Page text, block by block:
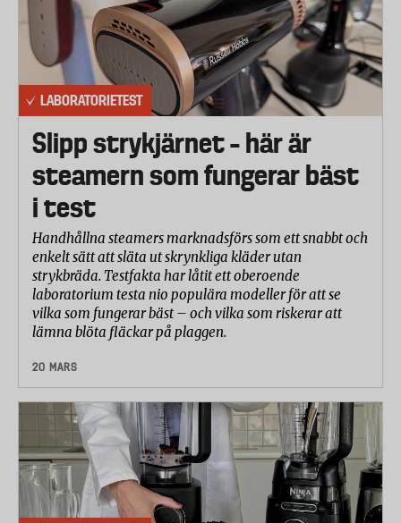
LABORATORIETEST
Slipp strykjärnet – här är
steamern som fungerar bäst
i test
Handhållna steamers marknadsförs som ett snabbt och
enkelt sätt att släta ut skrynkliga kläder utan
strykbräda. Testfakta har låtit ett oberoende
laboratorium testa nio populära modeller för att se
vilka som fungerar bäst – och vilka som riskerar att
lämna blöta fläckar på plaggen.
20 MARS